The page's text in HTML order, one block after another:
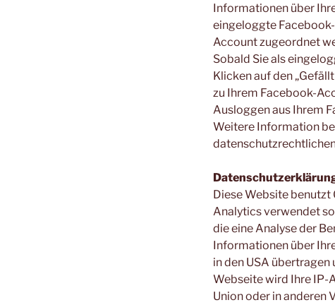
Informationen über
eingeloggte
Account zugeordnet
Sobald Sie als
Klicken auf den
zu Ihrem Facebook-
Ausloggen aus Ihrem
Weitere Information
Diese Website benutzt
Analytics verwendet
die eine Analyse der
Informationen über
in den USA
Webseite wird Ihre IP-
Union oder in anderen